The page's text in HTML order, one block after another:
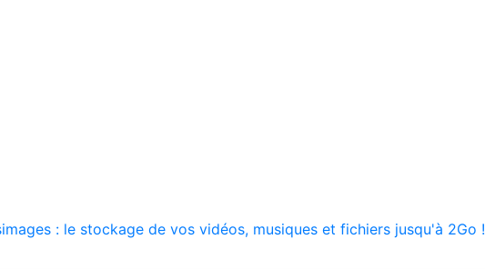
: le stockage de vos vidéos, musiques et fichiers jusqu'à 2Go !